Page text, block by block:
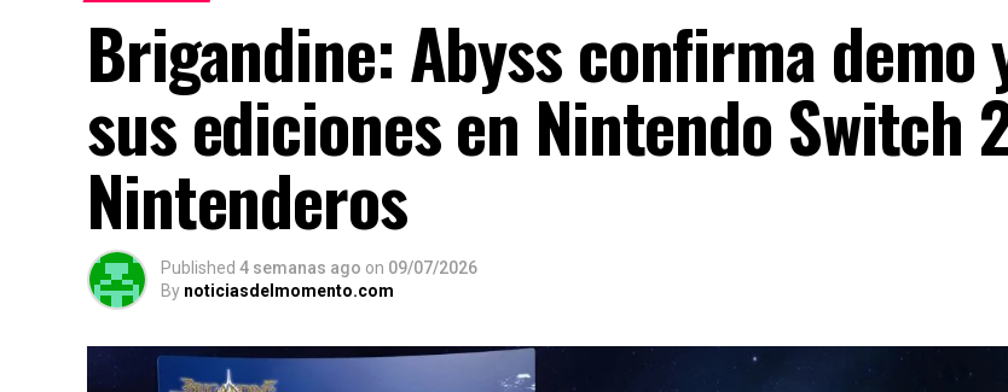
Brigandine: Abyss confirma demo
sus ediciones en Nintendo Switch
Nintenderos
Published 4 semanas ago on 09/07/2026
By noticiasdelmomento.com